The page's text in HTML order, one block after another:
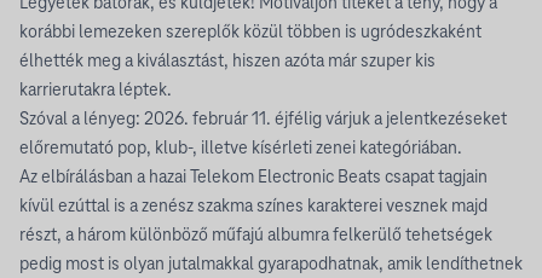
korábbi lemezeken szereplők közül többen is ugródeszkaként
élhették meg a kiválasztást, hiszen azóta már szuper kis
karrierutakra léptek.
Szóval a lényeg: 2026. február 11. éjfélig várjuk a jelentkezéseket
előremutató pop, klub-, illetve kísérleti zenei kategóriában.
Az elbírálásban a hazai Telekom Electronic Beats csapat tagjain
kívül ezúttal is a zenész szakma színes karakterei vesznek majd
részt, a három különböző műfajú albumra felkerülő tehetségek
pedig most is olyan jutalmakkal gyarapodhatnak, amik lendíthetnek